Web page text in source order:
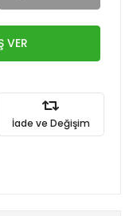
VER
İade ve Değişim